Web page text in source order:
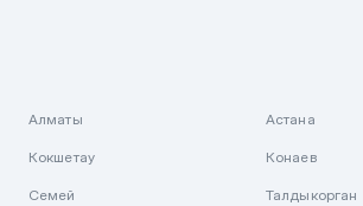
Алматы Астана
Кокшетау Конаев
Семей Талдыкорган